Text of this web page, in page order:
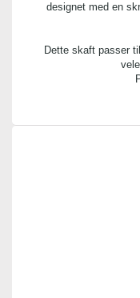
designet med en
Dette skaft passer